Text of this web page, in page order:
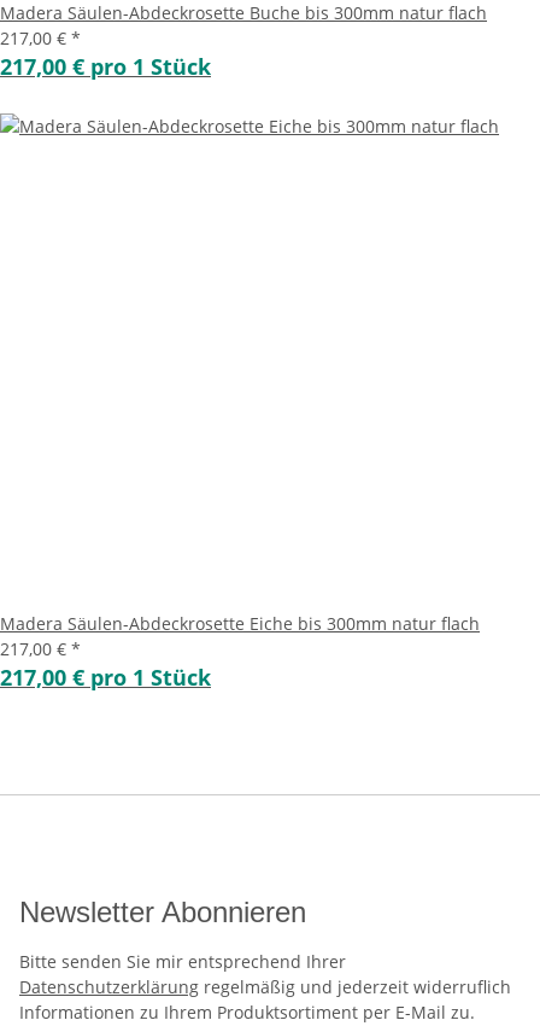
Madera Säulen-Abdeckrosette Buche bis 300mm natur flach
217,00 € *
217,00 € pro 1 Stück
Madera Säulen-Abdeckrosette Eiche bis 300mm natur flach
217,00 € *
217,00 € pro 1 Stück
Newsletter Abonnieren
Bitte senden Sie mir entsprechend Ihrer
Datenschutzerklärung regelmäßig und jederzeit widerruflich
Informationen zu Ihrem Produktsortiment per E-Mail zu.